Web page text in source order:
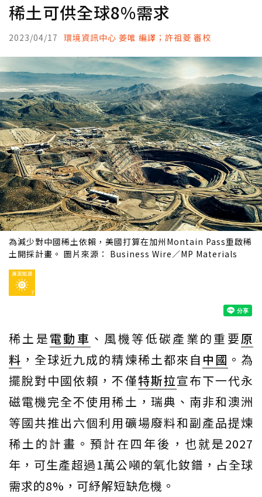
稀土可供全球8%需求
2023/04/17 環境資訊中心 姜唯 編譯；許祖菱 審校
為減少對中國稀土依賴，美國打算在加州Montain Pass重啟稀
土開採計畫。 圖片來源： Business Wire／MP Materials
稀土是電動車 、風機等低碳產業的重要原
料 ，全球近九成的精煉稀土都來自 中國 。為
擺脫對中國依賴，不僅特斯拉宣布下一代永
磁電機完全不使用稀土，瑞典、南非和澳洲
等國共推出六個利用礦場廢料和副產品提煉
稀土的計畫。預計在四年後，也就是2027
年，可生產超過1萬公噸的氧化釹鐠，占全球
需求的8%，可紓解短缺危機。